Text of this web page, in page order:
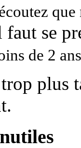
se
de 2
plus